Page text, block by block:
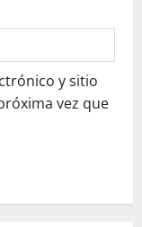
y sitio
vez que